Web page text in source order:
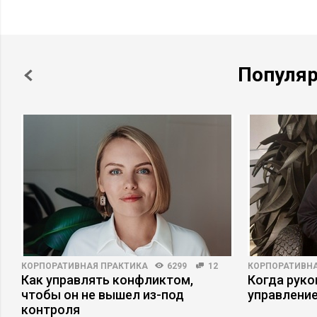
Ситуация с пандемией коронавируса носит вполне
актуальная статистика и конкретная нормативно-
рекомендации, ограничения и предписания, которые
Сотрудникам и руководству необходимо регулярно
информацию о текущей ситуации. Задайте себе вопрос,
смогут сами оперативно разобраться во всех
последствиями может столкнуться компания, если не
компания может самостоятельно предпринимать
минимизировать заражения внутри компании и
зависимости от масштабов компании, либо выделяется
организуется антикризисный штаб.
В IT-сфере, к которой относится наша компания,
переходе внутренних и внешних коммуникаций в
что онлайн-коммуникации – это не только звонки через
КОРПОРАТИВНАЯ ПРАКТИКА 6299 12
Как управлять конфликтом,
чтобы он не вышел из-под
контроля
Когда